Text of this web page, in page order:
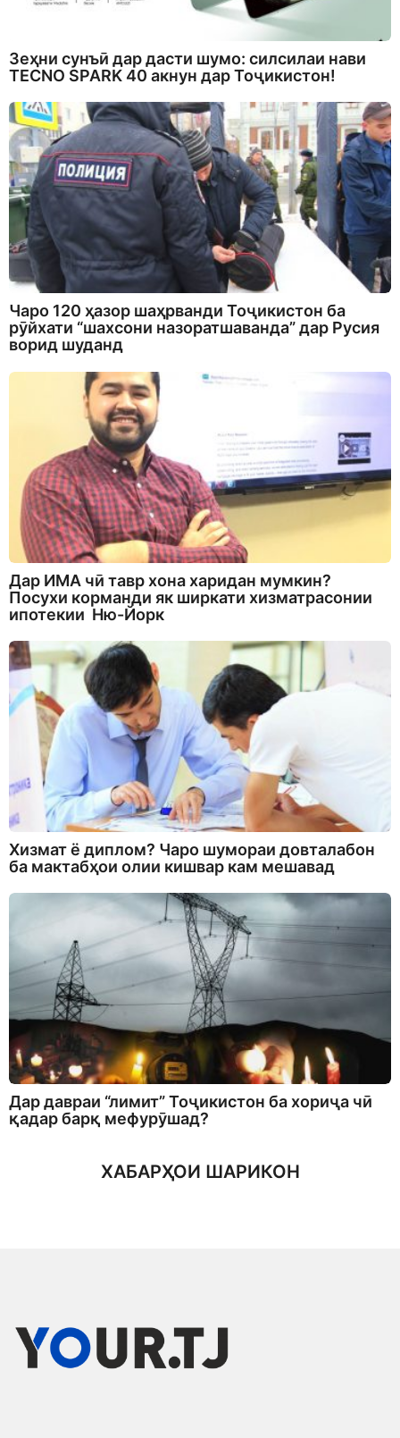
Зеҳни сунъӣ дар дасти шумо: силсилаи нави
TECNO SPARK 40 акнун дар Тоҷикистон!
Чаро 120 ҳазор шаҳрванди Тоҷикистон ба
рӯйхати “шахсони назоратшаванда” дар Русия
ворид шуданд
Дар ИМА чӣ тавр хона харидан мумкин?
Посухи корманди як ширкати хизматрасонии
ипотекии Ню-Йорк
Хизмат ё диплом? Чаро шумораи довталабон
ба мактабҳои олии кишвар кам мешавад
Дар давраи “лимит” Тоҷикистон ба хориҷа чӣ
қадар барқ мефурӯшад?
ХАБАРҲОИ ШАРИКОН